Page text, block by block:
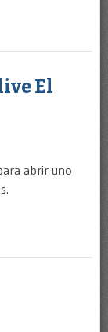
El
abrir uno